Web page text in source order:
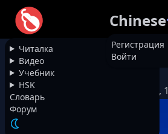
Читалка
Видео
Учебник
HSK
Словарь
Форум
Chinese
Регистрация
Войти
НАЗАД
Каково космонавтам в космосе,